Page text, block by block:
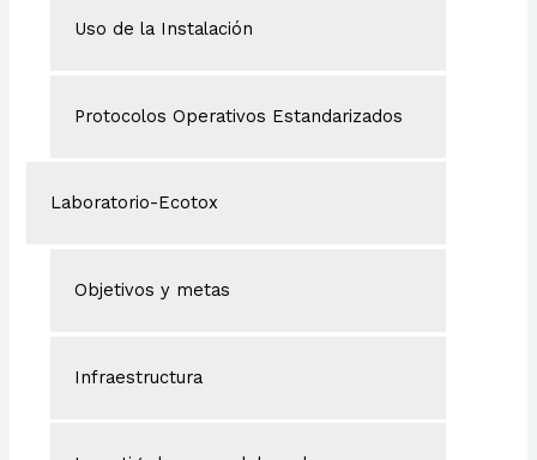
Uso de la Instalación
Protocolos Operativos Estandarizados
Laboratorio-Ecotox
Objetivos y metas
Infraestructura